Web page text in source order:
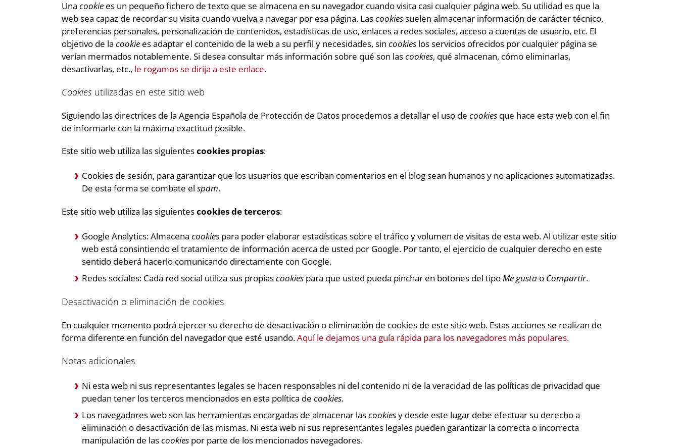
Una cookie es un pequeño fichero de texto que se almacena en su navegador cuando visita casi cualquier página web. Su utilidad es que la
web sea capaz de recordar su visita cuando vuelva a navegar por esa página. Lascookiessuelen almacenar información de carácter técnico,
preferencias personales, personalización de contenidos, estadísticas de uso, enlaces a redes sociales, acceso a cuentas de usuario, etc. El
objetivo de la cookie es adaptar el contenido de la web a su perfil y necesidades, sin cookies los servicios ofrecidos por cualquier página se
verían mermados notablemente. Si desea consultar más información sobre qué son lascookies, qué almacenan, cómo eliminarlas,
desactivarlas, etc., le rogamos se dirija a este enlace.
Cookies utilizadas en este sitio web
Siguiendo las directrices de la Agencia Española de Protección de Datos procedemos a detallar el uso de cookies que hace esta web con el fin
de informarle con la máxima exactitud posible.
Este sitio web utiliza las siguientescookies propias:
Cookies de sesión, para garantizar que los usuarios que escriban comentarios en el blog sean humanos y no aplicaciones automatizadas.
De esta forma se combate el spam.
Este sitio web utiliza las siguientescookies de terceros:
Google Analytics: Almacena cookies para poder elaborar estadísticas sobre el tráfico y volumen de visitas de esta web. Al utilizar este sitio
web está consintiendo el tratamiento de información acerca de usted por Google. Por tanto, el ejercicio de cualquier derecho en este
sentido deberá hacerlo comunicando directamente con Google.
Redes sociales: Cada red social utiliza sus propiascookies para que usted pueda pinchar en botones del tipoMe gusta o Compartir.
Desactivación o eliminación de cookies
En cualquier momento podrá ejercer su derecho de desactivación o eliminación de cookies de este sitio web. Estas acciones se realizan de
forma diferente en función del navegador que esté usando.Aquí le dejamos una guía rápida para los navegadores más populares.
Notas adicionales
Ni esta web ni sus representantes legales se hacen responsables ni del contenido ni de la veracidad de las políticas de privacidad que
puedan tener los terceros mencionados en esta política de cookies.
Los navegadores web son las herramientas encargadas de almacenar lascookiesy desde este lugar debe efectuar su derecho a
eliminación o desactivación de las mismas. Ni esta web ni sus representantes legales pueden garantizar la correcta o incorrecta
manipulación de lascookies por parte de los mencionados navegadores.